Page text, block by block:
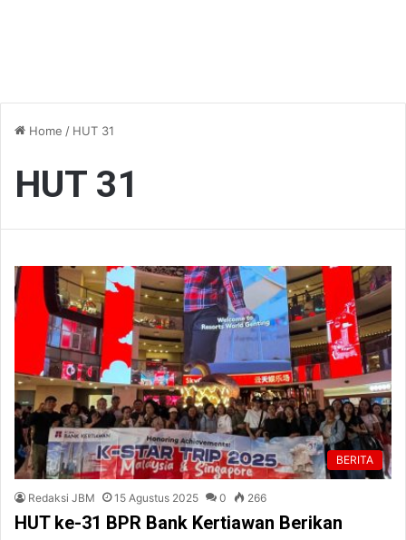
Home / HUT 31
HUT 31
BERITA
Redaksi JBM 15 Agustus 2025 0 266
HUT ke-31 BPR Bank Kertiawan Berikan